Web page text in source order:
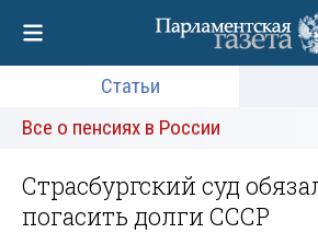
Статьи
Все о пенсиях в России
Страсбургский суд
погасить долги СССР